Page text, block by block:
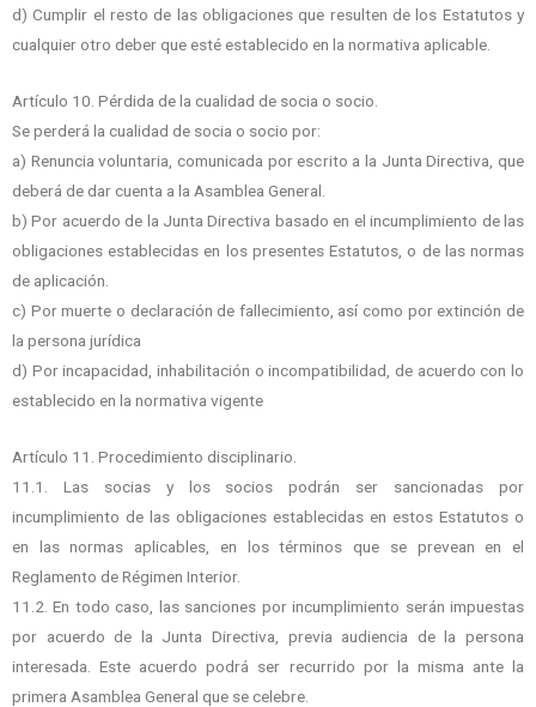
d) Cumplir el resto de las obligaciones que resulten de los Estatutos y
cualquier otro deber que esté establecido en la normativa aplicable.
Artículo 10. Pérdida de la cualidad de socia o socio.
Se perderá la cualidad de socia o socio por:
a) Renuncia voluntaria, comunicada por escrito a la Junta Directiva, que
deberá de dar cuenta a la Asamblea General.
b) Por acuerdo de la Junta Directiva basado en el incumplimiento de las
obligaciones establecidas en los presentes Estatutos, o de las normas
de aplicación.
c) Por muerte o declaración de fallecimiento, así como por extinción de
la persona jurídica
d) Por incapacidad, inhabilitación o incompatibilidad, de acuerdo con lo
establecido en la normativa vigente
Artículo 11. Procedimiento disciplinario.
11.1. Las socias y los socios podrán ser sancionadas por
incumplimiento de las obligaciones establecidas en estos Estatutos o
en las normas aplicables, en los términos que se prevean en el
Reglamento de Régimen Interior.
11.2. En todo caso, las sanciones por incumplimiento serán impuestas
por acuerdo de la Junta Directiva, previa audiencia de la persona
interesada. Este acuerdo podrá ser recurrido por la misma ante la
primera Asamblea General que se celebre.